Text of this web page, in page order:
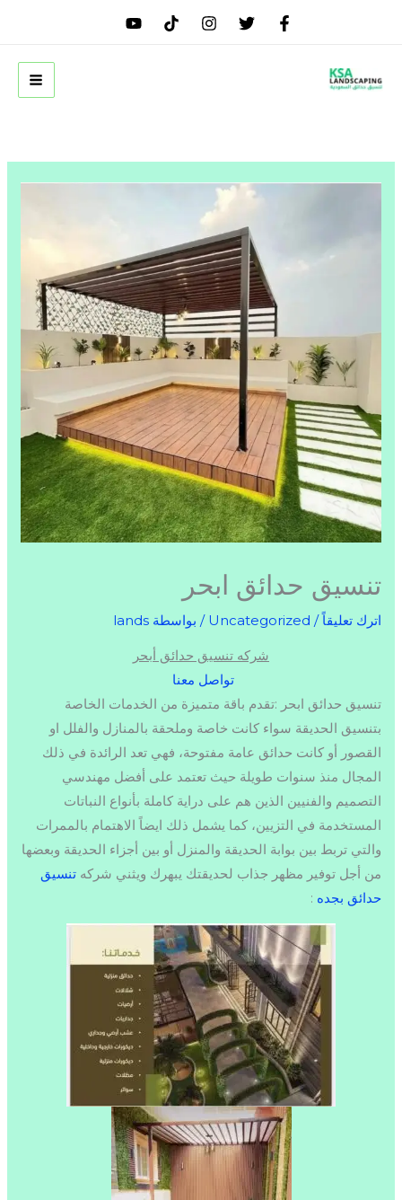
تنسيق حدائق ابحر
اترك تعليقاً /
Uncategorized / بواسطة lands
شركه تنسيق حدائق أبحر
تواصل معنا
تنسيق حدائق ابحر :تقدم باقة متميزة من الخدمات الخاصة
بتنسيق الحديقة سواء كانت خاصة وملحقة بالمنازل والفلل او
القصور أو كانت حدائق عامة مفتوحة، فهي تعد الرائدة في ذلك
المجال منذ سنوات طويلة حيث تعتمد على أفضل مهندسي
التصميم والفنيين الذين هم على دراية كاملة بأنواع النباتات
المستخدمة في التزيين، كما يشمل ذلك ايضاً الاهتمام بالممرات
والتي تربط بين بوابة الحديقة والمنزل أو بين أجزاء الحديقة وبعضها
من أجل توفير مظهر جذاب لحديقتك يبهرك ويثني شركهتنسيق
حدائق بجده :